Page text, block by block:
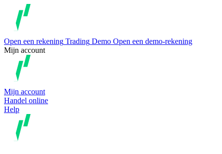
Open een rekening Trading Demo Open een demo-rekening
Mijn account
Mijn account
Handel online
Help